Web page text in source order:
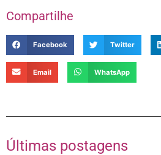
Compartilhe
Facebook Twitter
Email WhatsApp
Últimas postagens